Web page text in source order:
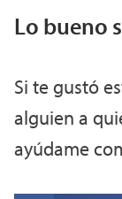
Lo bueno
Si te gustó
alguien a
ayúdame